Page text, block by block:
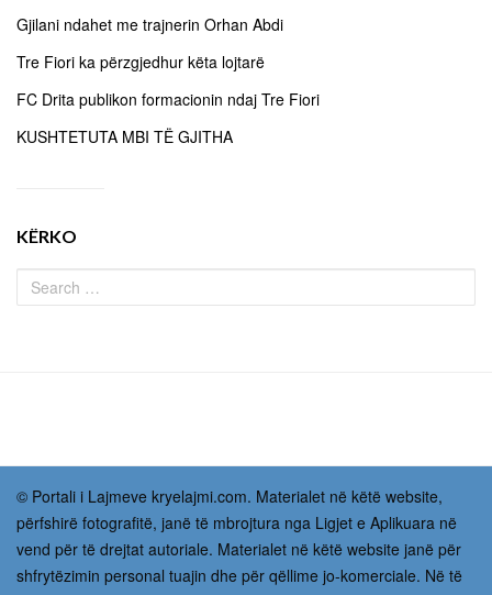
Gjilani ndahet me trajnerin Orhan Abdi
Tre Fiori ka përzgjedhur këta lojtarë
FC Drita publikon formacionin ndaj Tre Fiori
KUSHTETUTA MBI TË GJITHA
KËRKO
© Portali i Lajmeve kryelajmi.com. Materialet në këtë website,
përfshirë fotografitë, janë të mbrojtura nga Ligjet e Aplikuara në
vend për të drejtat autoriale. Materialet në këtë website janë për
shfrytëzimin personal tuajin dhe për qëllime jo-komerciale. Në të